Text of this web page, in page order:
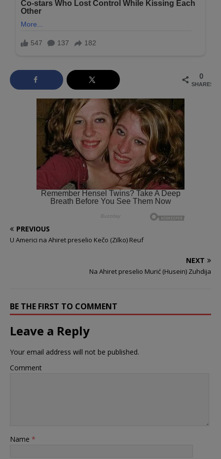
0
SHARES
PREVIOUS
U Americi na Ahiret preselio Kečo (Zilko) Reuf
NEXT
Na Ahiret preselio Murić (Husein) Zuhdija
BE THE FIRST TO COMMENT
Leave a Reply
Your email address will not be published.
Comment
Name *